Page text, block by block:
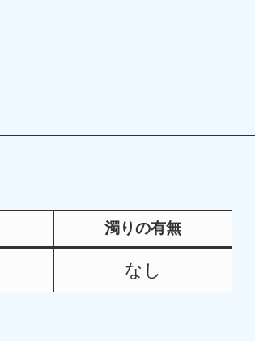
濁りの有無
なし